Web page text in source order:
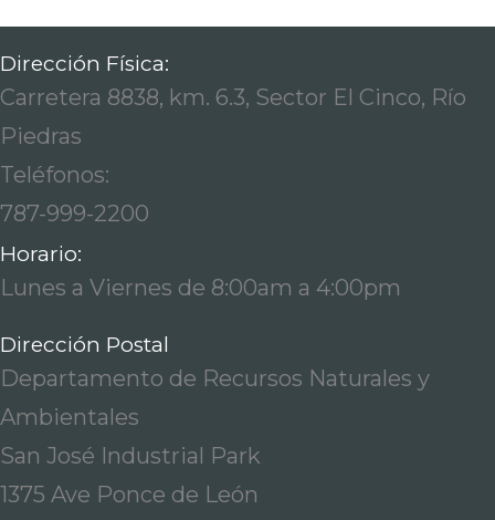
Dirección Física:
Carretera 8838, km. 6.3, Sector El Cinco, Río
Piedras
Teléfonos:
787-999-2200
Horario:
Lunes a Viernes de 8:00am a 4:00pm
Dirección Postal
Departamento de Recursos Naturales y
Ambientales
San José Industrial Park
1375 Ave Ponce de León